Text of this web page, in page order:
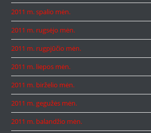
2011 m. spalio mėn.
2011 m. rugsėjo mėn.
2011 m. rugpjūčio mėn.
2011 m. liepos mėn.
2011 m. birželio mėn.
2011 m. gegužės mėn.
2011 m. balandžio mėn.